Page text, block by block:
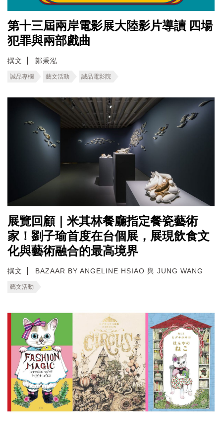
第十三屆兩岸電影展大陸影片導讀 四場
犯罪與兩部戲曲
撰文 鄭秉泓
誠品專欄 藝文活動 誠品電影院
展覽回顧｜米其林餐廳指定餐瓷藝術
家！劉子瑜首度在台個展，展現飲食文
化與藝術融合的最高境界
撰文 BAZAAR BY ANGELINE HSIAO 與 JUNG WANG
藝文活動